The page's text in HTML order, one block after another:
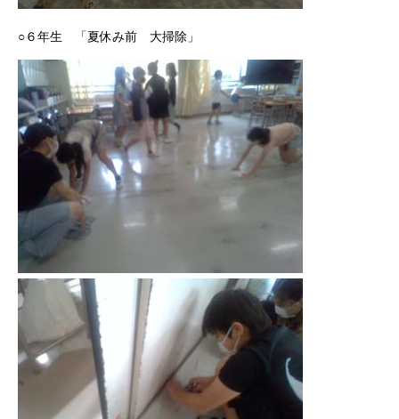
○６年生 「夏休み前 大掃除」